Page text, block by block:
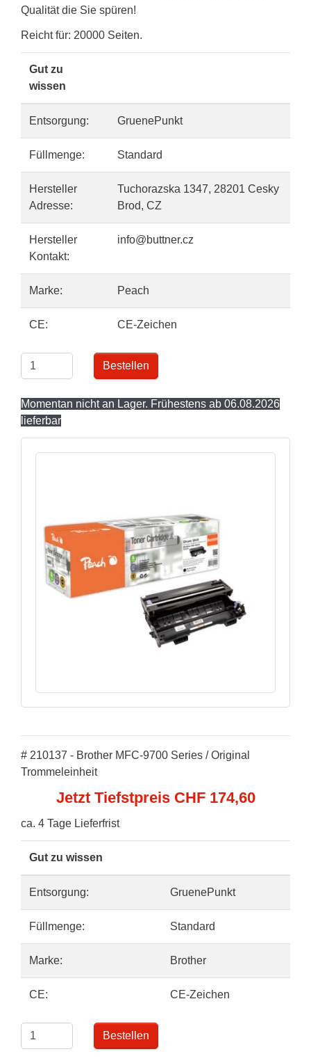
Qualität die Sie spüren!
Reicht für: 20000 Seiten.
Gut zu
wissen
Entsorgung: GruenePunkt
Füllmenge: Standard
Hersteller
Adresse:
Tuchorazska 1347, 28201 Cesky
Brod, CZ
Hersteller
Kontakt:
info@buttner.cz
Marke: Peach
CE: CE-Zeichen
Bestellen
Momentan nicht an Lager. Frühestens ab 06.08.2026
lieferbar
# 210137 - Brother MFC-9700 Series / Original
Trommeleinheit
Jetzt Tiefstpreis CHF 174,60
ca. 4 Tage Lieferfrist
Gut zu wissen
Entsorgung: GruenePunkt
Füllmenge: Standard
Marke: Brother
CE: CE-Zeichen
Bestellen